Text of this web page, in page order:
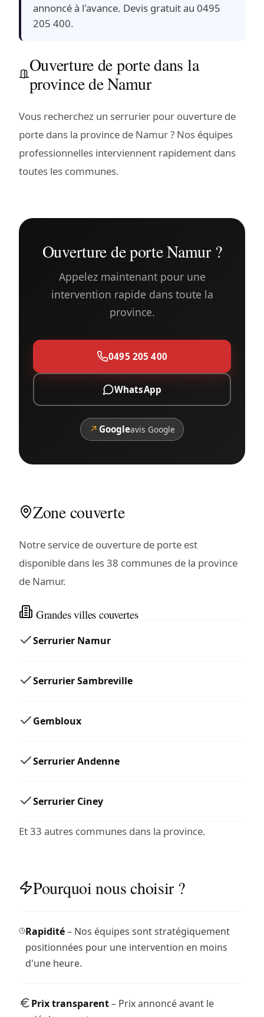
annoncé à l'avance. Devis gratuit au 0495
205 400.
Ouverture de porte dans la
province de Namur
Vous recherchez un serrurier pour ouverture de
porte dans la province de Namur ? Nos équipes
professionnelles interviennent rapidement dans
toutes les communes.
Ouverture de porte Namur ?
Appelez maintenant pour une
intervention rapide dans toute la
province.
0495 205 400
WhatsApp
↗ Googleavis Google
Zone couverte
Notre service de ouverture de porte est
disponible dans les 38 communes de la province
de Namur.
Grandes villes couvertes
Serrurier Namur
Serrurier Sambreville
Gembloux
Serrurier Andenne
Serrurier Ciney
Et 33 autres communes dans la province.
Pourquoi nous choisir ?
Rapidité– Nos équipes sont stratégiquement
positionnées pour une intervention en moins
d'une heure.
Prix transparent– Prix annoncé avant le